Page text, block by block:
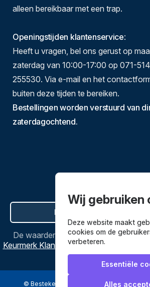
alleen bereikbaar met een trap.
Openingstijden klantenservice:
Heeft u vragen, bel ons gerust op
zaterdag van 10:00-17:00 op 071-
255530. Via e-mail en het
buiten deze tijden te bereiken.
Bestellingen worden verstuurd van
zaterdagochtend.
Hier de overeenkomst
De waardering van
Keurmerk Klantbeoordelingen
reviews.
© Bestekenpannen.nl 2026 een webshop
Wij gebruiken
Deze website maakt
cookies om de
verbeteren.
Essentiële
Alles